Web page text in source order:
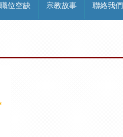
職位空缺 宗教故事 聯絡我們